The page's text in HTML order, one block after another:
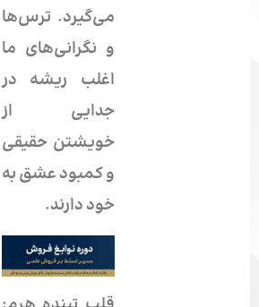
می‌گیرد. ترس‌ها
و نگرانی‌های ما
اغلب ریشه در
جدایی از
خویشتن حقیقی
و کمبودعشق به
خوددارند.